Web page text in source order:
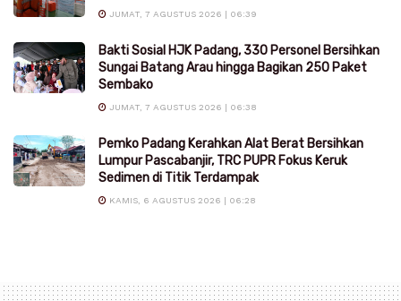
JUMAT, 7 AGUSTUS 2026 | 06:39
Bakti Sosial HJK Padang, 330 Personel Bersihkan
Sungai Batang Arau hingga Bagikan 250 Paket
Sembako
JUMAT, 7 AGUSTUS 2026 | 06:38
Pemko Padang Kerahkan Alat Berat Bersihkan
Lumpur Pascabanjir, TRC PUPR Fokus Keruk
Sedimen di Titik Terdampak
KAMIS, 6 AGUSTUS 2026 | 06:28